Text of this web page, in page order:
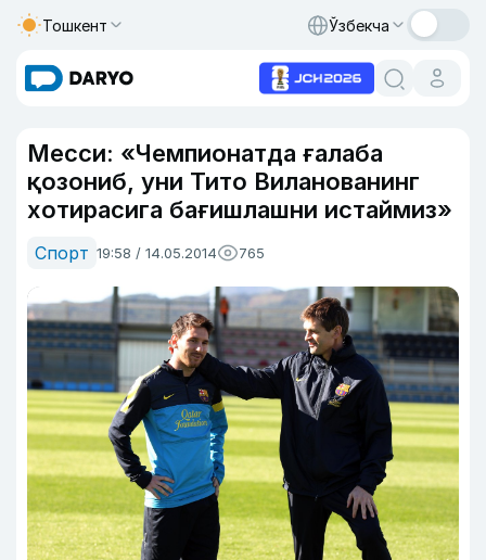
Тошкент Ўзбекча
Месси: «Чемпионатда ғалаба
қозониб, уни Тито Виланованинг
хотирасига бағишлашни истаймиз»
Спорт 19:58 / 14.05.2014 765